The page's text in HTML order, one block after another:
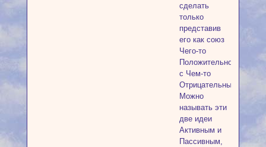
сделать
только
представив
его как союз
Чего-то
Положительного
с Чем-то
Отрицательным.
Можно
называть эти
две идеи
Активным и
Пассивным,